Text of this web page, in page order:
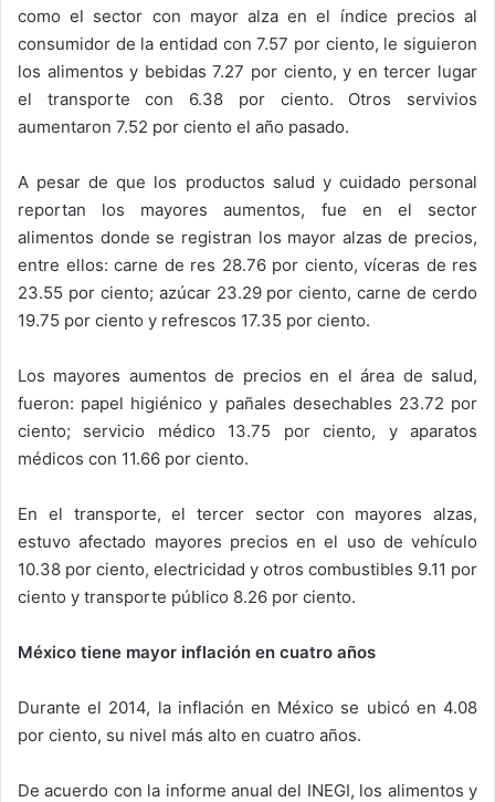
como el sector con mayor alza en el índice precios al
consumidor de la entidad con 7.57 por ciento, le siguieron
los alimentos y bebidas 7.27 por ciento, y en tercer lugar
el transporte con 6.38 por ciento. Otros servivios
aumentaron 7.52 por ciento el año pasado.
A pesar de que los productos salud y cuidado personal
reportan los mayores aumentos, fue en el sector
alimentos donde se registran los mayor alzas de precios,
entre ellos: carne de res 28.76 por ciento, víceras de res
23.55 por ciento; azúcar 23.29 por ciento, carne de cerdo
19.75 por ciento y refrescos 17.35 por ciento.
Los mayores aumentos de precios en el área de salud,
fueron: papel higiénico y pañales desechables 23.72 por
ciento; servicio médico 13.75 por ciento, y aparatos
médicos con 11.66 por ciento.
En el transporte, el tercer sector con mayores alzas,
estuvo afectado mayores precios en el uso de vehículo
10.38 por ciento, electricidad y otros combustibles 9.11 por
ciento y transporte público 8.26 por ciento.
México tiene mayor inflación en cuatro años
Durante el 2014, la inflación en México se ubicó en 4.08
por ciento, su nivel más alto en cuatro años.
De acuerdo con la informe anual del INEGI, los alimentos y